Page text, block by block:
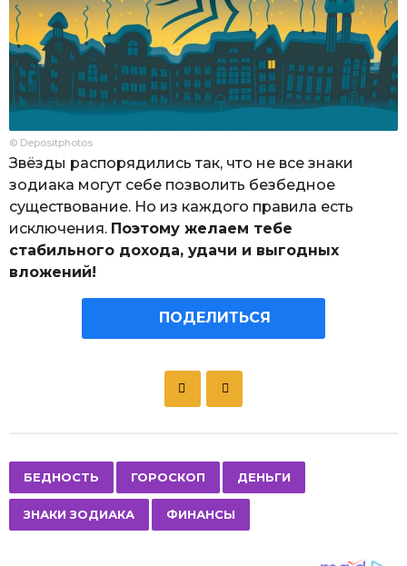
© Depositphotos
Звёзды распорядились так, что не все знаки
зодиака могут себе позволить безбедное
существование. Но из каждого правила есть
исключения. Поэтому желаем тебе
стабильного дохода, удачи и выгодных
вложений!
ПОДЕЛИТЬСЯ
a
g
БЕДНОСТЬ ГОРОСКОП ДЕНЬГИ
ЗНАКИ ЗОДИАКА ФИНАНСЫ